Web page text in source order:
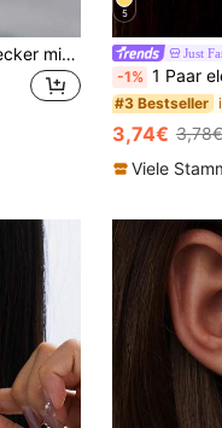
1 Paar elegante Ohrstecker mit kubischen Zirkonia für Frauen, Hochzeit, Verlobung, Party Schmuck, Valentinstag Geschenk
5
Just
-1% 1 Paar elegante, Mini-
#3 Bestseller
3,74€ 3,78€
Viele